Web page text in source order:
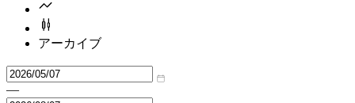
アーカイブ
—